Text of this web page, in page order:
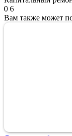
0 6
Вам также может